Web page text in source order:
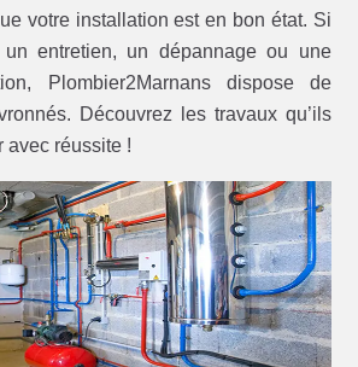
votre installation est en bon état. Si
entretien, un dépannage ou une
Plombier2Marnans dispose de
Découvrez les travaux qu’ils
avec réussite !